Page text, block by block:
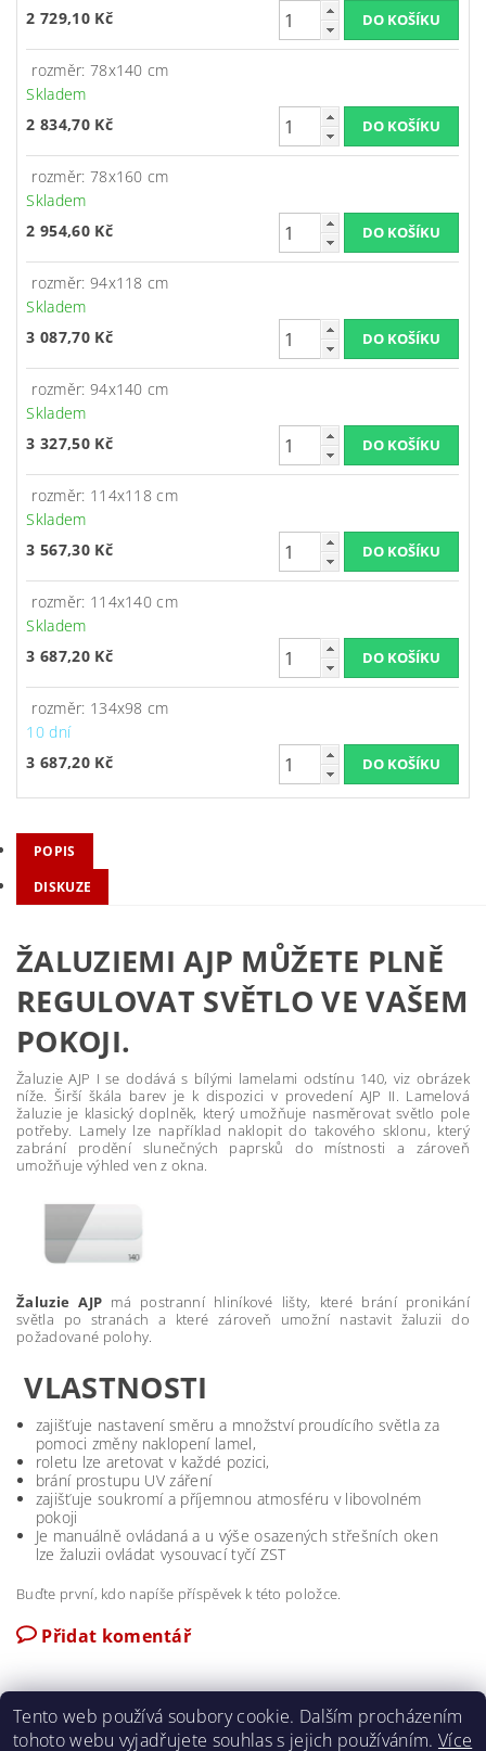
2 729,10 Kč
rozměr: 78x140 cm
Skladem
2 834,70 Kč
rozměr: 78x160 cm
Skladem
2 954,60 Kč
rozměr: 94x118 cm
Skladem
3 087,70 Kč
rozměr: 94x140 cm
Skladem
3 327,50 Kč
rozměr: 114x118 cm
Skladem
3 567,30 Kč
rozměr: 114x140 cm
Skladem
3 687,20 Kč
rozměr: 134x98 cm
10 dní
3 687,20 Kč
POPIS
DISKUZE
ŽALUZIEMI AJP MŮŽETE PLNĚ
REGULOVAT SVĚTLO VE VAŠEM
POKOJI.
Žaluzie AJP I se dodává s bílými lamelami odstínu 140, viz obrázek
níže. Širší škála barev je k dispozici v provedení AJP II. Lamelová
žaluzie je klasický doplněk, který umožňuje nasměrovat světlo pole
potřeby. Lamely lze například naklopit do takového sklonu, který
zabrání prodění slunečných paprsků do místnosti a zároveň
umožňuje výhled ven z okna.
Žaluzie AJP má postranní hliníkové lišty, které brání pronikání
světla po stranách a které zároveň umožní nastavit žaluzii do
požadované polohy.
VLASTNOSTI
zajišťuje nastavení směru a množství proudícího světla za
pomoci změny naklopení lamel,
roletu lze aretovat v každé pozici,
brání prostupu UV záření
zajišťuje soukromí a příjemnou atmosféru v libovolném
pokoji
Je manuálně ovládaná a u výše osazených střešních oken
lze žaluzii ovládat vysouvací tyčí ZST
Buďte první, kdo napíše příspěvek k této položce.
Přidat komentář
Tento web používá soubory cookie. Dalším procházením
tohoto webu vyjadřujete souhlas s jejich používáním. Více